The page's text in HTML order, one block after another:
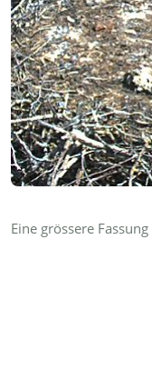
Eine grössere Fassung